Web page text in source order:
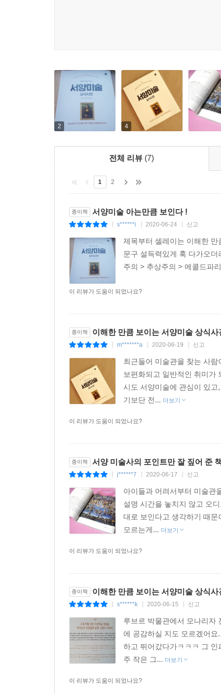
2 4
전체 리뷰 (7)
1 2
종이책 서양미술 아는만큼 보인다 !
s******i 2020-06-24 신고
제목부터 셀레이는 이해한
문구 설득력있게 훅 다가오
주의 > 추상주의 > 에콜드파
이 리뷰가 도움이 되었나요?
종이책 이해한 만큼 보이는 서양미술 상식사
m*******a 2020-06-19 신고
최근들어 미술관을 찾는 사
보편화되고 일반적인 취미가
시도 서양미술에 관심이 있
기보단 전... 더보기
이 리뷰가 도움이 되었나요?
종이책 서양 미술사의 포인트만 잘 짚어 준
j******7 2020-06-17 신고
아이들과 어려서부터 미술관
설명 시간을 놓치지 않고 오
대로 보인다고 생각하기 때
모르는게... 더보기
이 리뷰가 도움이 되었나요?
종이책 이해한 만큼 보이는 서양미술 상식사
s******k 2020-06-15 신고
루브르 박물관에서 모나리자
에 공감하실 지도 모르겠어
하고 뛰어갔다가ㅋㅋㅋ 그
주 작은 그... 더보기
이 리뷰가 도움이 되었나요?